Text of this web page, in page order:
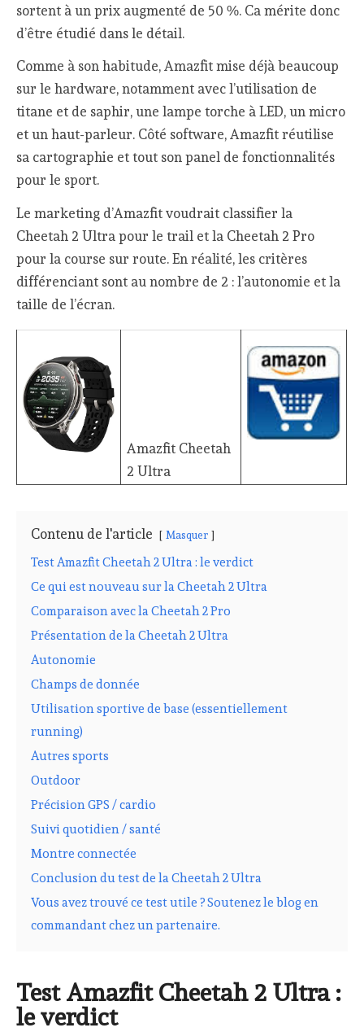
sortent à un prix augmenté de 50 %. Ca mérite donc
d’être étudié dans le détail.
Comme à son habitude, Amazfit mise déjà beaucoup
sur le hardware, notamment avec l’utilisation de
titane et de saphir, une lampe torche à LED, un micro
et un haut-parleur. Côté software, Amazfit réutilise
sa cartographie et tout son panel de fonctionnalités
pour le sport.
Le marketing d’Amazfit voudrait classifier la
Cheetah 2 Ultra pour le trail et la Cheetah 2 Pro
pour la course sur route. En réalité, les critères
différenciant sont au nombre de 2 : l’autonomie et la
taille de l’écran.
Amazfit Cheetah
2 Ultra
Contenu de l'article Masquer
Test Amazfit Cheetah 2 Ultra : le verdict
Ce qui est nouveau sur la Cheetah 2 Ultra
Comparaison avec la Cheetah 2 Pro
Présentation de la Cheetah 2 Ultra
Autonomie
Champs de donnée
Utilisation sportive de base (essentiellement
running)
Autres sports
Outdoor
Précision GPS / cardio
Suivi quotidien / santé
Montre connectée
Conclusion du test de la Cheetah 2 Ultra
Vous avez trouvé ce test utile ? Soutenez le blog en
commandant chez un partenaire.
Test Amazfit Cheetah 2 Ultra :
le verdict